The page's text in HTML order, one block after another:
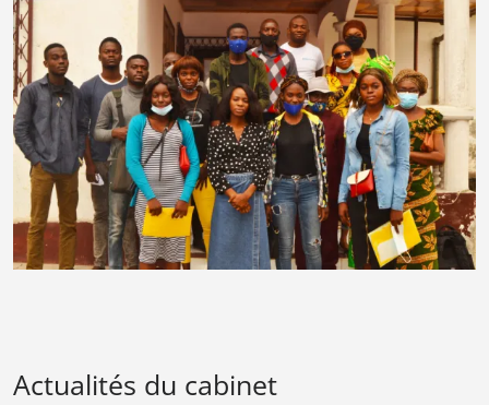
Actualités du cabinet